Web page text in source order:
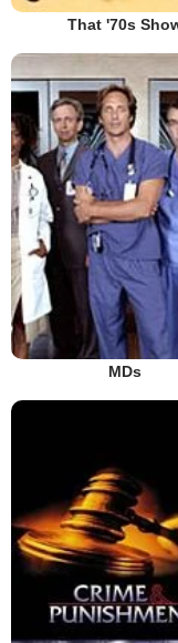
That '70s
MDs